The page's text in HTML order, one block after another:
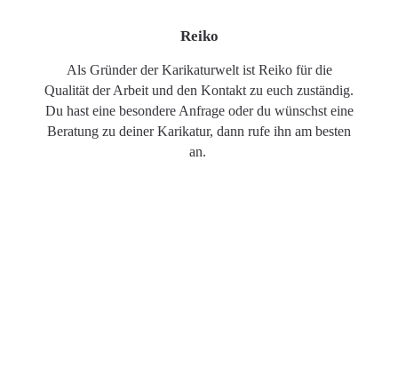
Reiko
Als Gründer der Karikaturwelt ist Reiko für die
Qualität der Arbeit und den Kontakt zu euch zuständig.
Du hast eine besondere Anfrage oder du wünschst eine
Beratung zu deiner Karikatur, dann rufe ihn am besten
an.